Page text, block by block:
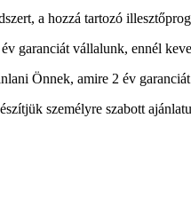
a hozzá tartozó
garanciát vállalunk, ennél
Önnek, amire 2 év
személyre szabott